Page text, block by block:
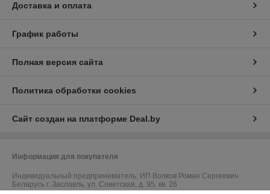
Доставка и оплата
График работы
Полная версия сайта
Политика обработки cookies
Сайт создан на платформе Deal.by
Информация для покупателя
Индивидуальный предприниматель: ИП Волков Роман Сергеевич
Беларусь г. Заславль, ул. Советская, д. 95, кв. 26